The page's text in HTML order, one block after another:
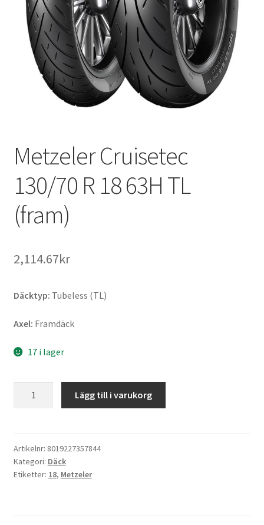
Metzeler Cruisetec
130/70 R 18 63H TL
(fram)
2,114.67kr
Däcktyp: Tubeless (TL)
Axel: Framdäck
17 i lager
18
63H
TL
Lägg till i varukorg
Artikelnr: 8019227357844
Kategori: Däck
Etiketter: 18, Metzeler